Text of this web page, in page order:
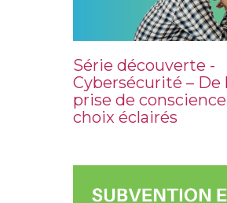
Série découverte -
Cybersécurité – De
prise de
choix éclairés